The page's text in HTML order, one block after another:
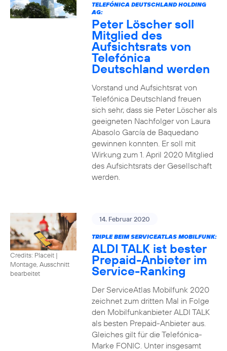
TELEFÓNICA DEUTSCHLAND HOLDING
AG:
Peter Löscher soll
Mitglied des
Aufsichtsrats von
Telefónica
Deutschland werden
Vorstand und Aufsichtsrat von
Telefónica Deutschland freuen
sich sehr, dass sie Peter Löscher als
geeigneten Nachfolger von Laura
Abasolo García de Baquedano
gewinnen konnten. Er soll mit
Wirkung zum 1. April 2020 Mitglied
des Aufsichtsrats der Gesellschaft
werden.
Credits: Placeit |
Montage, Ausschnitt
bearbeitet
14. Februar 2020
TRIPLE BEIM SERVICEATLAS MOBILFUNK:
ALDI TALK ist bester
Prepaid-Anbieter im
Service-Ranking
Der ServiceAtlas Mobilfunk 2020
zeichnet zum dritten Mal in Folge
den Mobilfunkanbieter ALDI TALK
als besten Prepaid-Anbieter aus.
Gleiches gilt für die Telefónica-
Marke FONIC. Unter insgesamt